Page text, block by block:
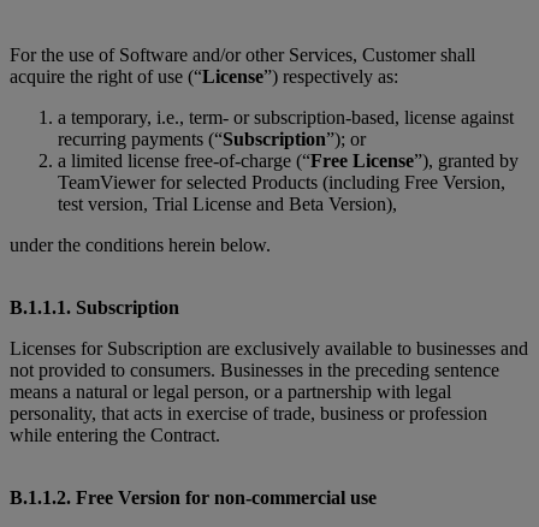
For the use of Software and/or other Services, Customer shall
acquire the right of use (“License”) respectively as:
a temporary, i.e., term- or subscription-based, license against
recurring payments (“Subscription”); or
a limited license free-of-charge (“Free License”), granted by
TeamViewer for selected Products (including Free Version,
test version, Trial License and Beta Version),
under the conditions herein below.
B.1.1.1. Subscription
Licenses for Subscription are exclusively available to businesses and
not provided to consumers. Businesses in the preceding sentence
means a natural or legal person, or a partnership with legal
personality, that acts in exercise of trade, business or profession
while entering the Contract.
B.1.1.2. Free Version for non-commercial use